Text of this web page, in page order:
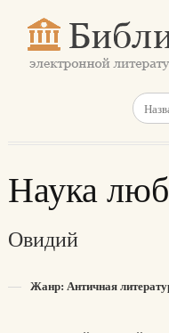
Наука
Овидий
Жанр: Античная